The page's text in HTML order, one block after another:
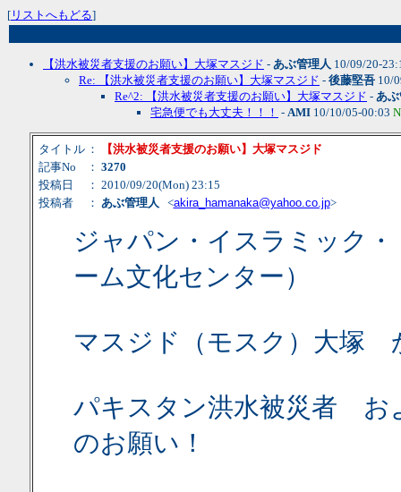
[ リストへもどる]
【洪水被災者支援のお願い】大塚マスジド - あぶ管理人 10/09/20-
Re: 【洪水被災者支援のお願い】大塚マスジド - 後藤堅吾 10/
Re^2: 【洪水被災者支援のお願い】大塚マスジド - あ
宅急便でも大丈夫！！！ - AMI 10/10/05-00:03
タイトル ：
【洪水被災者支援のお願い】大塚マスジド
記事No
： 3270
投稿日
： 2010/09/20(Mon) 23:15
投稿者
： あぶ管理人 <akira_hamanaka@yahoo.co.jp>
ジャパン・イスラミック
ーム文化センター）
マスジド（モスク）大塚
パキスタン洪水被災者
のお願い！